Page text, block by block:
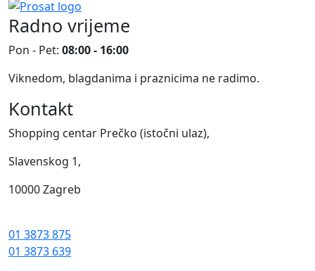
Radno vrijeme
Pon - Pet: 08:00 - 16:00
Viknedom, blagdanima i praznicima ne radimo.
Kontakt
Shopping centar Prečko (istočni ulaz),
Slavenskog 1,
10000 Zagreb
01 3873 875
01 3873 639